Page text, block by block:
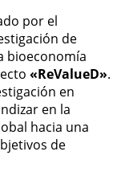
por el
de
bioeconomía
«ReValueD».
en
en la
hacia una
de